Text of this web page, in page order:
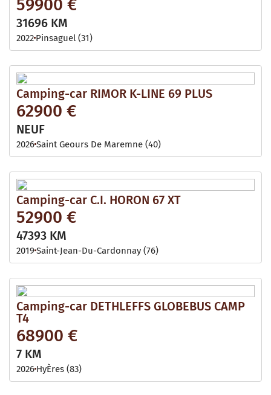
59900 €
31696 KM
2022 Pinsaguel (31)
Camping-car RIMOR K-LINE 69 PLUS
62900 €
NEUF
2026Saint Geours De Maremne (40)
Camping-car C.I. HORON 67 XT
52900 €
47393 KM
2019 Saint-Jean-Du-Cardonnay (76)
Camping-car DETHLEFFS GLOBEBUS CAMP
T4
68900 €
7 KM
2026 HyÈres (83)